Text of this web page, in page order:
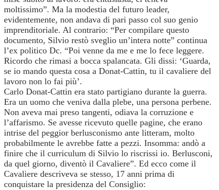
moltissimo”. Ma la modestia del futuro leader,
evidentemente, non andava di pari passo col suo genio
imprenditoriale. Al contrario: “Per compilare questo
documento, Silvio restò sveglio un’intera notte” continua
l’ex politico Dc. “Poi venne da me e me lo fece leggere.
Ricordo che rimasi a bocca spalancata. Gli dissi: ‘Guarda,
se io mando questa cosa a Donat-Cattin, tu il cavaliere del
lavoro non lo fai più’.
Carlo Donat-Cattin era stato partigiano durante la guerra.
Era un uomo che veniva dalla plebe, una persona perbene.
Non aveva mai preso tangenti, odiava la corruzione e
l’affarismo. Se avesse ricevuto quelle pagine, che erano
intrise del peggior berlusconismo ante litteram, molto
probabilmente le avrebbe fatte a pezzi. Insomma: andò a
finire che il curriculum di Silvio lo riscrissi io. Berlusconi,
da quel giorno, diventò il Cavaliere”. Ed ecco come il
Cavaliere descriveva se stesso, 17 anni prima di
conquistare la presidenza del Consiglio: